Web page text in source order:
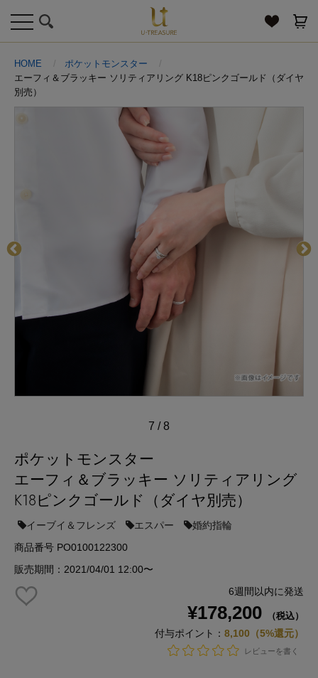
toggle
navigation
HOME
ポケットモンスター
エーフィ＆ブラッキー ソリティアリング K18ピンクゴールド（ダイヤ
別売）
7 /8
ポケットモンスター
エーフィ＆ブラッキー ソリティアリング
K18ピンクゴールド（ダイヤ別売）
イーブイ＆フレンズ エスパー
婚約指輪
商品番号 PO0100122300
販売期間：2021/04/01 12:00〜
6週間以内に発送
¥178,200 （税込）
付与ポイント： 8,100（5%還元）
レビューを書く